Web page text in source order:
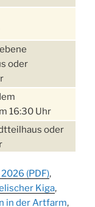
oder
16:30 Uhr
oder
(PDF),
Kiga,
in der Artfarm,